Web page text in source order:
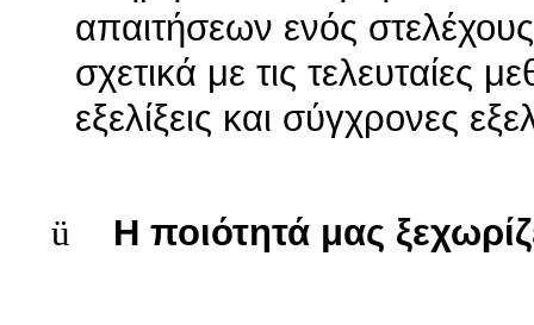
απαιτήσεων ενός
σχετικά με τις τελευταίες
εξελίξεις και σύγχρονες
ü Η ποιότητά μας